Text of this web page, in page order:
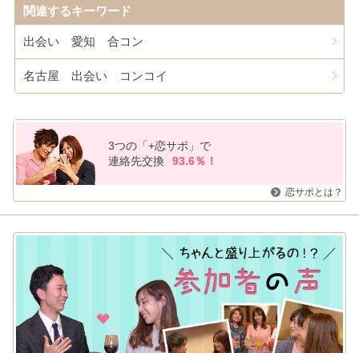
関連するキーワード
出会い 愛知 合コン
名古屋 出会い コンコイ
3つの「+恋サポ」で
連絡先交換
93.6％！
恋サポとは？